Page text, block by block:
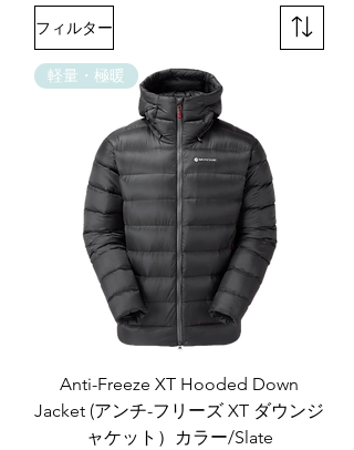
フィルター
軽量・極暖
Anti-Freeze XT Hooded Down
Jacket (アンチ-フリーズ XT ダウンジ
ャケット）カラー/Slate